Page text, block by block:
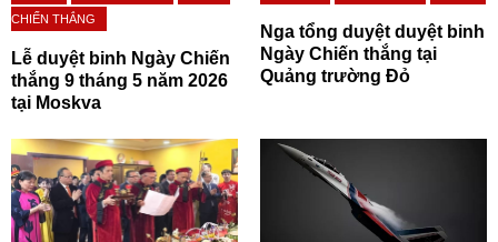
CHIẾN THẮNG
Lễ duyệt binh Ngày Chiến
thắng 9 tháng 5 năm 2026
tại Moskva
Nga tổng duyệt duyệt binh
Ngày Chiến thắng tại
Quảng trường Đỏ